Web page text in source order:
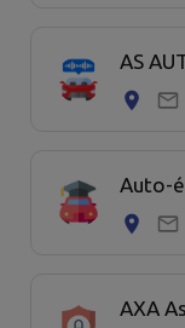
AS
Auto-
AXA